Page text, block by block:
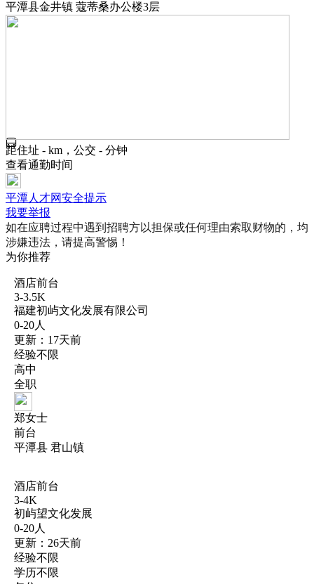
平潭县金井镇 蔻蒂桑办公楼3层
距住址 - km，公交 - 分钟
查看通勤时间
平潭人才网安全提示
我要举报
如在应聘过程中遇到招聘方以担保或任何理由索取财物的，均
涉嫌违法，请提高警惕！
为你推荐
酒店前台
3-3.5K
福建初屿文化发展有限公司
0-20人
更新：17天前
经验不限
高中
全职
郑女士
前台
平潭县 君山镇
酒店前台
3-4K
初屿望文化发展
0-20人
更新：26天前
经验不限
学历不限